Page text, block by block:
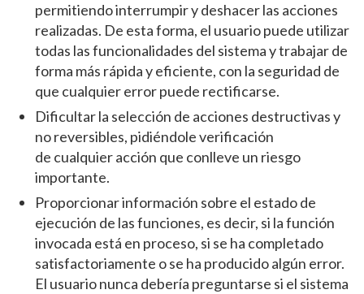
permitiendo interrumpir y deshacer las acciones
realizadas. De esta forma, el usuario puede utilizar
todas las funcionalidades del sistema y trabajar de
forma más rápida y eficiente, con la seguridad de
que cualquier error puede rectificarse.
Dificultar la selección de acciones destructivas y
no reversibles, pidiéndole verificación
de cualquier acción que conlleve un riesgo
importante.
Proporcionar información sobre el estado de
ejecución de las funciones, es decir, si la función
invocada está en proceso, si se ha completado
satisfactoriamente o se ha producido algún error.
El usuario nunca debería preguntarse si el sistema